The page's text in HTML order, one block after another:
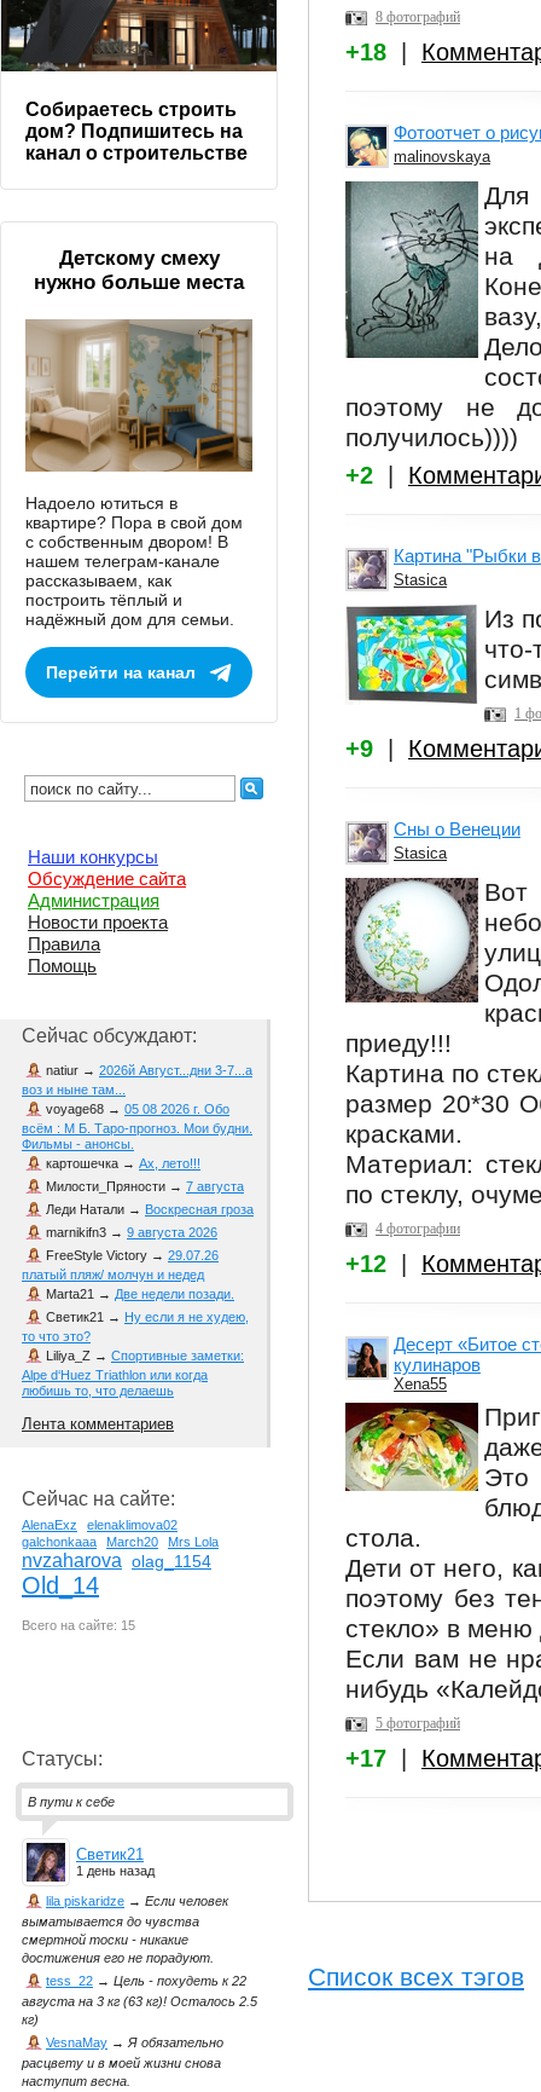
8 фотографий
+18
Фотоотчет о
malinovskaya
Для
на
поэтому не
получилось))))
+2
Картина "Рыбки
Stasica
Из
1
+9
Сны о Венеции
Stasica
Вот
приеду!!!
Картина по
размер 20*30
красками.
Материал:
по стеклу,
4 фотографии
+12
Десерт «Битое
кулинаров
Xena55
Это
стола.
Дети от него,
поэтому без
стекло» в меню
Если вам не
нибудь
5 фотографий
+17
Список всех тэгов
Собираетесь строить
дом? Подпишитесь на
канал о строительстве
Детскому смеху
нужно больше места
Надоело ютиться в
квартире? Пора в свой дом
с собственным двором! В
нашем телеграм-канале
рассказываем, как
построить тёплый и
надёжный дом для семьи.
Перейти на канал
Наши конкурсы
Обсуждение сайта
Администрация
Новости проекта
Правила
Помощь
Сейчас обсуждают:
natiur → 2026й Август...дни 3-7...а
воз и ныне там...
voyage68 → 05 08 2026 г. Обо
всём : М Б. Таро-прогноз. Мои будни.
Фильмы - анонсы.
картошечка → Ах, лето!!!
Милости_Пряности → 7 августа
Леди Натали → Воскресная гроза
marnikifn3 → 9 августа 2026
FreeStyle Victory → 29.07.26
платый пляж/ молчун и недед
Marta21 → Две недели позади.
Светик21 → Ну если я не худею,
то что это?
Liliya_Z → Спортивные заметки:
Alpe d‘Huez Triathlon или когда
любишь то, что делаешь
Лента комментариев
Сейчас на сайте:
AlenaExz
elenaklimova02
galchonkaaa
March20 Mrs Lola
nvzaharova olag_1154
Old_14
Всего на сайте: 15
Статусы:
В пути к себе
Светик21
1 день назад
lila piskaridze → Если человек
выматывается до чувства
смертной тоски - никакие
достижения его не порадуют.
tess_22 → Цель - похудеть к 22
августа на 3 кг (63 кг)! Осталось 2.5
кг)
VesnaMay →Я обязательно
расцвету и в моей жизни снова
наступит весна.